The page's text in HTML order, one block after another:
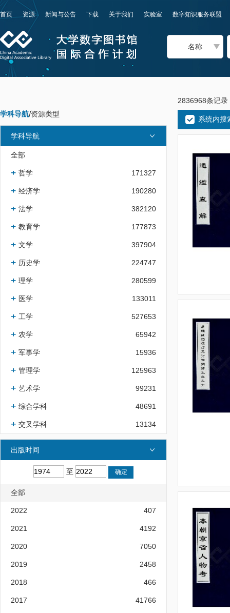
首页 资源 新闻与公告 下载 关于我们 实验室 数字知识服务联盟
名称
学科导航/资源类型
学科导航
全部
哲学 171327
经济学 190280
法学 382120
教育学 177873
文学 397904
历史学 224747
理学 280599
医学 133011
工学 527653
农学 65942
军事学 15936
管理学 125963
艺术学 99231
综合学科 48691
交叉学科 13134
出版时间
至
全部
2022 407
2021 4192
2020 7050
2019 2458
2018 466
2017 41766
2836968条记录
系统内搜